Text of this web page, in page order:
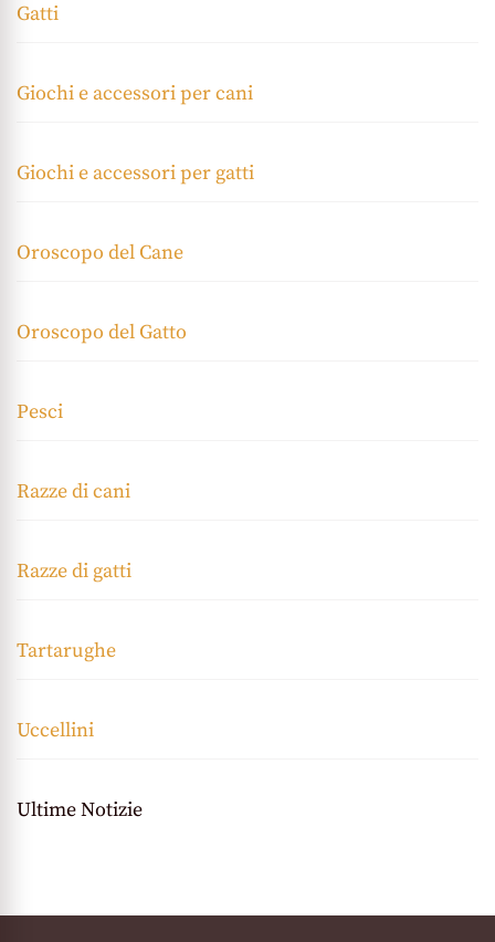
Gatti
Giochi e accessori per cani
Giochi e accessori per gatti
Oroscopo del Cane
Oroscopo del Gatto
Pesci
Razze di cani
Razze di gatti
Tartarughe
Uccellini
Ultime Notizie